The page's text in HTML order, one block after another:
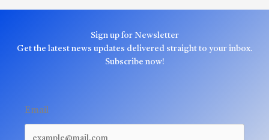
Sign up for Newsletter
Get the latest news updates delivered straight to your inbox.
Subscribe now!
Email